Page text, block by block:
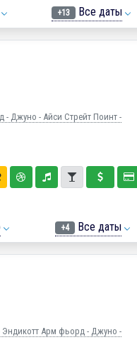
+13 Все даты
- Джуно - Айси Стрейт Поинт -
+4 Все даты
Эндикотт Арм фьорд - Джуно -